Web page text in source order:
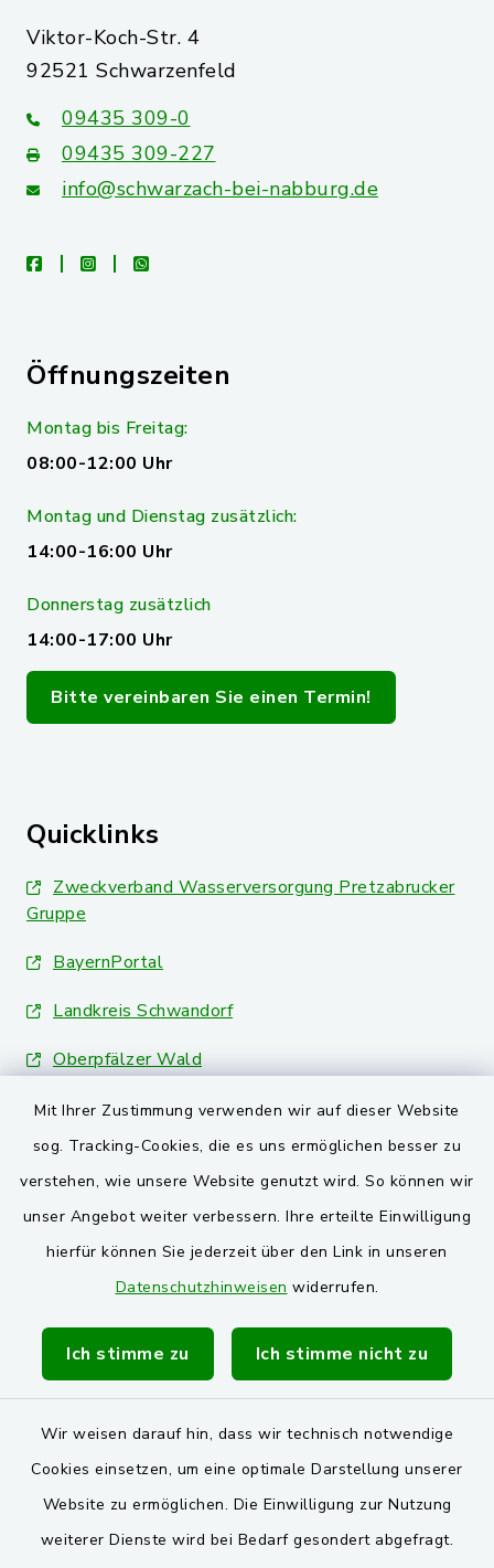
Mit Ihrer Zustimmung verwenden wir auf dieser Website
sog. Tracking-Cookies, die es uns ermöglichen besser zu
verstehen, wie unsere Website genutzt wird. So können wir
unser Angebot weiter verbessern. Ihre erteilte Einwilligung
hierfür können Sie jederzeit über den Link in unseren
Datenschutzhinweisen widerrufen.
Ich stimme zu Ich stimme nicht zu
Wir weisen darauf hin, dass wir technisch notwendige
Cookies einsetzen, um eine optimale Darstellung unserer
Website zu ermöglichen. Die Einwilligung zur Nutzung
weiterer Dienste wird bei Bedarf gesondert abgefragt.
Viktor-Koch-Str. 4
92521 Schwarzenfeld
09435 309-0
09435 309-227
info@schwarzach-bei-nabburg.de
facebookinstagramwhatsapp
Öffnungszeiten
Montag bis Freitag:
08:00-12:00 Uhr
Montag und Dienstag zusätzlich:
14:00-16:00 Uhr
Donnerstag zusätzlich
14:00-17:00 Uhr
Bitte vereinbaren Sie einen Termin!
Quicklinks
Zweckverband Wasserversorgung Pretzabrucker
Gruppe
BayernPortal
Landkreis Schwandorf
Oberpfälzer Wald
VG und Gemeinden
Markt Schwarzenfeld
Gemeinde Stulln
Barrierefreiheit